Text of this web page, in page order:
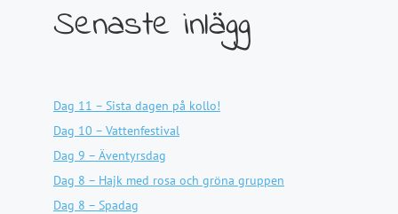
Senaste inlägg
Dag 11 – Sista dagen på kollo!
Dag 10 – Vattenfestival
Dag 9 – Äventyrsdag
Dag 8 – Hajk med rosa och gröna gruppen
Dag 8 – Spadag